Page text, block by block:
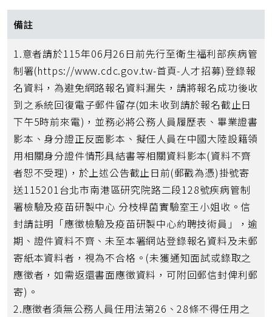
備註
1.意者請於115年06月26日前先行至衛生福利部疾病管
制署(https://www.cdc.gov.tw-首頁-人才招募)登錄報
名資料，為避免網路報名資料漏失，請將報名成功後收
到之系統回復電子郵件留存(如未收到請於報名截止日
下午5時前來電)，並務必將公務人員履歷表、畢業證書
影本、身分證正反面影本、擬任人員在中國大陸設籍領
用相關身分證件情形具結書等相關資料影本(資料不齊
者恕不受理)，於上述公告截止日前(郵戳為憑)掛號寄
送115201台北市南港區研究院路二段128號疾病管制
署檢驗及疫苗研製中心 分枝桿菌實驗室王小姐收。信
封請註明「應徵檢驗及疫苗研製中心約聘技術員」，逾
期、證件資料不齊、未至本署網站登錄報名資料及未郵
寄紙本資料者，視為不合格。(未獲通知面試或錄取之
應徵者，如需返還書面應徵資料，可附回郵信封俾利郵
寄)。
2.應徵者須無公務人員任用法第26、28條不得任用之